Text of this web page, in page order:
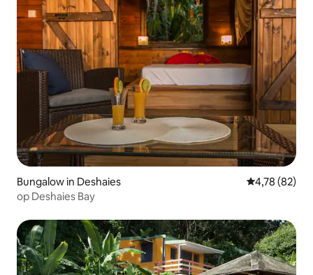
Bungalow in Deshaies Gemiddelde
4,78 (82)
op Deshaies Bay